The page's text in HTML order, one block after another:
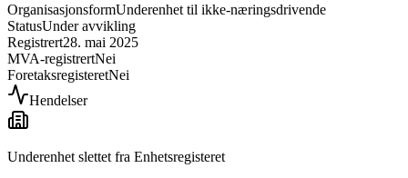
OrganisasjonsformUnderenhet til ikke-næringsdrivende
StatusUnder avvikling
Registrert28. mai 2025
MVA-registrertNei
ForetaksregisteretNei
Hendelser
Underenhet slettet fra Enhetsregisteret